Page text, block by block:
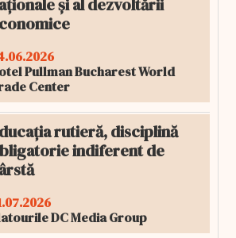
și al dezvoltării
Pullman Bucharest World
Center
rutieră, disciplină
indiferent de
DC Media Group